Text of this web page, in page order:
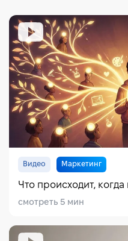
Видео Маркетинг
Что происходит,
смотреть 5 мин